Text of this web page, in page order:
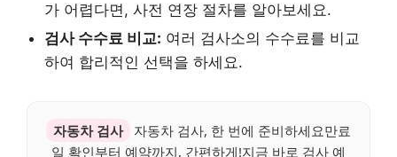
가 어렵다면, 사전 연장 절차를 알아보세요.
검사 수수료 비교: 여러 검사소의 수수료를 비교
하여 합리적인 선택을 하세요.
자동차 검사
자동차 검사, 한 번에 준비하세요만료
일 확인부터 예약까지, 간편하게!지금 바로 검사 예